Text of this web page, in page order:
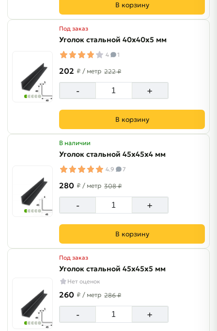
В корзину
Под заказ
Уголок стальной 40х40х5 мм
4 1
202 ₽ / метр 222 ₽
- +
В корзину
В наличии
Уголок стальной 45х45х4 мм
4.9 7
280 ₽ / метр 308 ₽
- +
В корзину
Под заказ
Уголок стальной 45х45х5 мм
Нет оценок
260 ₽ / метр 286 ₽
- +